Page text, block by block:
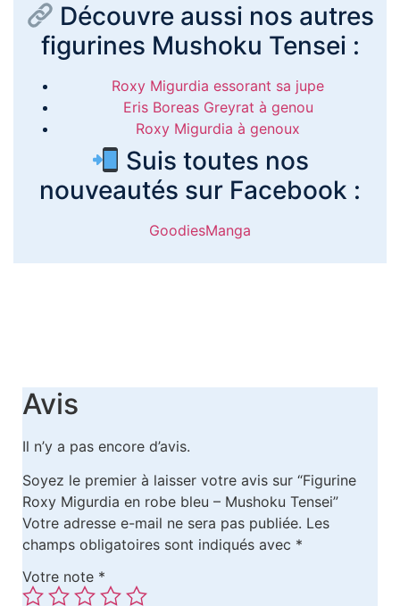
Découvre aussi nos autres
figurines Mushoku Tensei :
Roxy Migurdia essorant sa jupe
Eris Boreas Greyrat à genou
Roxy Migurdia à genoux
Suis toutes nos
nouveautés sur Facebook :
GoodiesManga
Avis
Il n’y a pas encore d’avis.
Soyez le premier à laisser votre avis sur “Figurine
Roxy Migurdia en robe bleu – Mushoku Tensei”
Votre adresse e-mail ne sera pas publiée. Les
champs obligatoires sont indiqués avec *
Votre note *